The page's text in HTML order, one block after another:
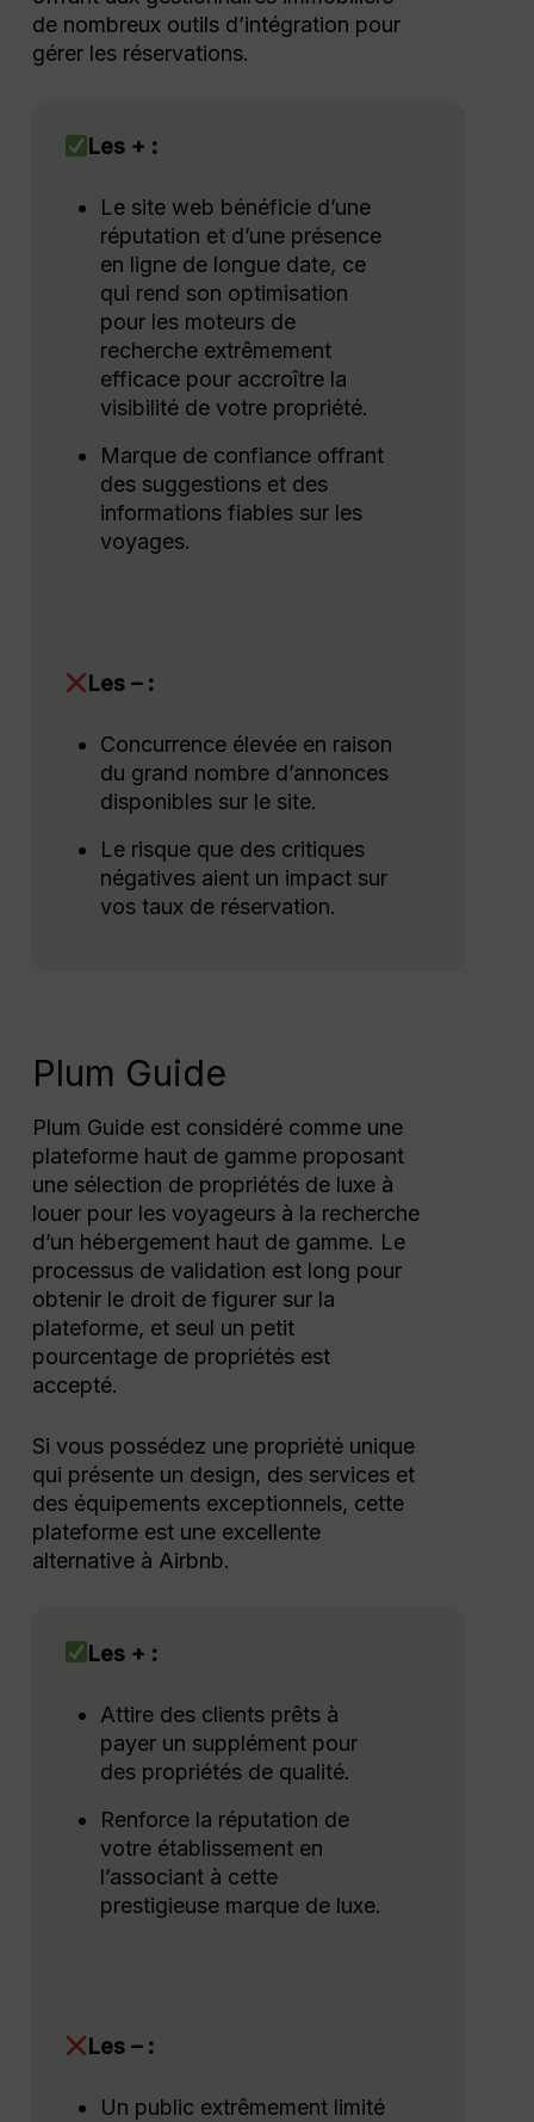
de nombreux outils d’intégration pour
gérer les réservations.
Les + :
Le site web bénéficie d’une
réputation et d’une présence
en ligne de longue date, ce
qui rend son optimisation
pour les moteurs de
recherche extrêmement
efficace pour accroître la
visibilité de votre propriété.
Marque de confiance offrant
des suggestions et des
informations fiables sur les
voyages.
Les – :
Concurrence élevée en raison
du grand nombre d’annonces
disponibles sur le site.
Le risque que des critiques
négatives aient un impact sur
vos taux de réservation.
Plum Guide
Plum Guide est considéré comme une
plateforme haut de gamme proposant
une sélection de propriétés de luxe à
louer pour les voyageurs à la recherche
d’un hébergement haut de gamme. Le
processus de validation est long pour
obtenir le droit de figurer sur la
plateforme, et seul un petit
pourcentage de propriétés est
accepté.
Si vous possédez une propriété unique
qui présente un design, des services et
des équipements exceptionnels, cette
plateforme est une excellente
alternative à Airbnb.
Les + :
Attire des clients prêts à
payer un supplément pour
des propriétés de qualité.
Renforce la réputation de
votre établissement en
l’associant à cette
prestigieuse marque de luxe.
Les – :
Un public extrêmement limité